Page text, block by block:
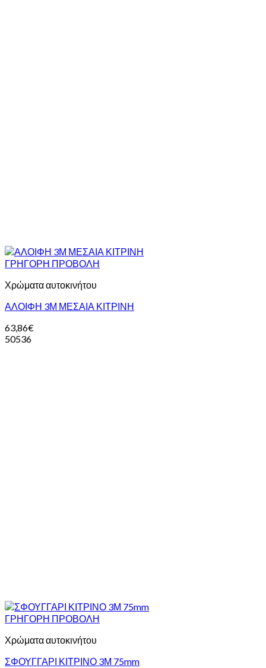
ΓΡΗΓΟΡΗ ΠΡΟΒΟΛΗ
Χρώματα αυτοκινήτου
ΑΛΟΙΦΗ 3Μ ΜΕΣΑΙΑ ΚΙΤΡΙΝΗ
63,86€
50536
ΓΡΗΓΟΡΗ ΠΡΟΒΟΛΗ
Χρώματα αυτοκινήτου
ΣΦΟΥΓΓΑΡΙ ΚΙΤΡΙΝΟ 3Μ 75mm